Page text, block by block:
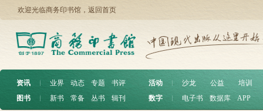
欢迎光临商务印书馆， 返回首页
资讯 ︱ 业界 动态 专题
书评
图书
︱ 新书 常备 丛书 辑刊
活动 沙龙 公益
培训
数字
电子书 数据库 APP